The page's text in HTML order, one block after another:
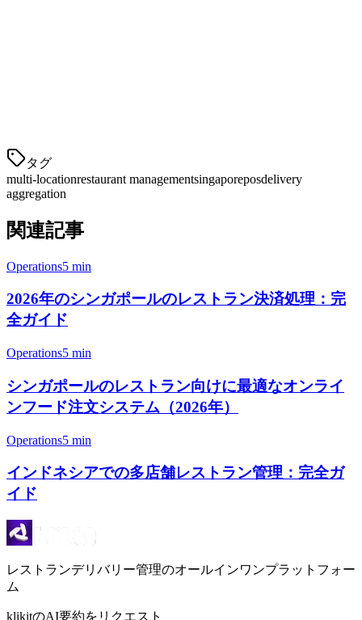
タグ
multi-locationrestaurant managementsingaporeposdelivery
aggregation
関連記事
Operations5 min
2026年のシンガポールのレストラン決済処理：完
全ガイド
Operations5 min
シンガポールのレストラン向けに最適なオンライ
ンフード注文システム（2026年）
Operations5 min
インドネシアでの多店舗レストラン管理：完全ガ
イド
レストランデリバリー管理のオールインワンプラットフォー
ム
klikitのAI要約をリクエスト